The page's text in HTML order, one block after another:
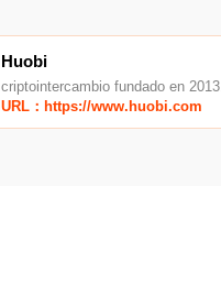
Huobi
criptointercambio fundado en 2013.
URL：https://www.huobi.com